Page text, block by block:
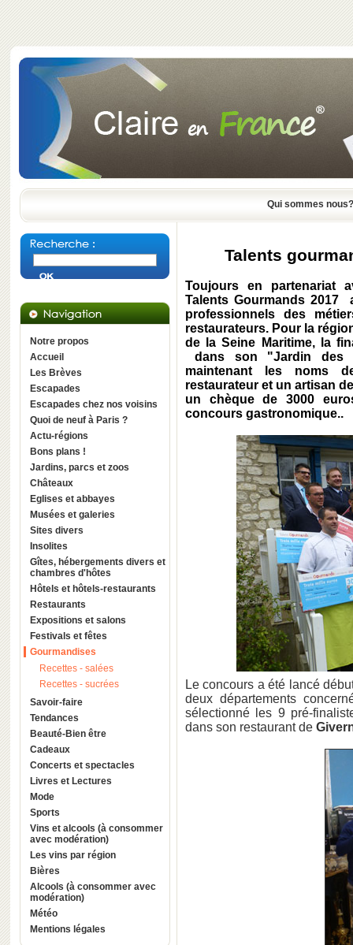
Qui sommes nous?
Notre propos
Accueil
Les Brèves
Escapades
Escapades chez nos voisins
Quoi de neuf à Paris ?
Actu-régions
Bons plans !
Jardins, parcs et zoos
Châteaux
Eglises et abbayes
Musées et galeries
Sites divers
Insolites
Gîtes, hébergements divers et
chambres d'hôtes
Hôtels et hôtels-restaurants
Restaurants
Expositions et salons
Festivals et fêtes
Gourmandises
Recettes - salées
Recettes - sucrées
Savoir-faire
Tendances
Beauté-Bien être
Cadeaux
Concerts et spectacles
Livres et Lectures
Mode
Sports
Vins et alcools (à consommer
avec modération)
Les vins par région
Bières
Alcools (à consommer avec
modération)
Météo
Mentions légales
Talents
Toujours en partenariat
Talents Gourmands 2017
professionnels des
restaurateurs. Pour la
de la Seine Maritime, la
dans son "Jardin des
maintenant les noms
restaurateur et un artisan
un chèque de 3000
concours gastronomique..
Le concours a été lancé
deux départements
sélectionné les 9 pré-
dans son restaurant de